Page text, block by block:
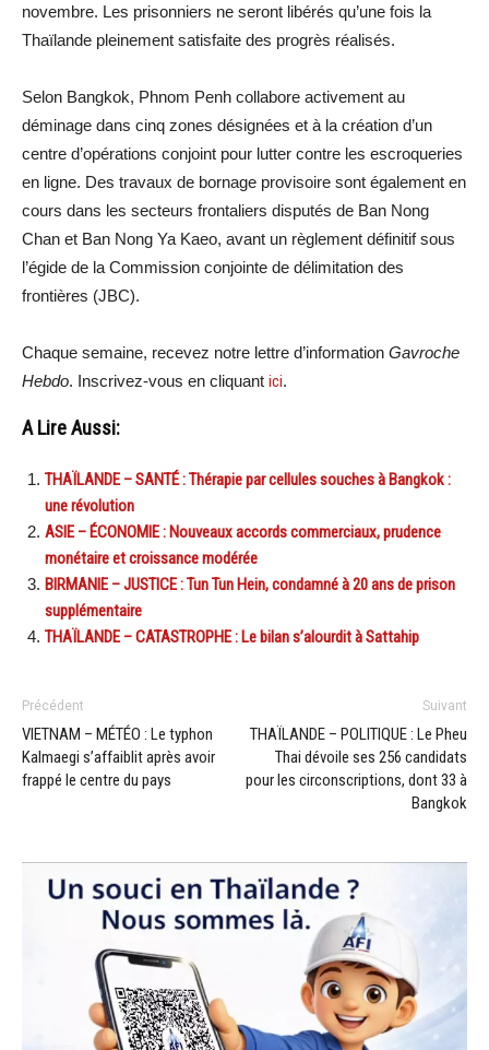
novembre. Les prisonniers ne seront libérés qu’une fois la
Thaïlande pleinement satisfaite des progrès réalisés.
Selon Bangkok, Phnom Penh collabore activement au
déminage dans cinq zones désignées et à la création d’un
centre d’opérations conjoint pour lutter contre les escroqueries
en ligne. Des travaux de bornage provisoire sont également en
cours dans les secteurs frontaliers disputés de Ban Nong
Chan et Ban Nong Ya Kaeo, avant un règlement définitif sous
l’égide de la Commission conjointe de délimitation des
frontières (JBC).
Chaque semaine, recevez notre lettre d’information Gavroche
Hebdo. Inscrivez-vous en cliquant ici.
A Lire Aussi:
THAÏLANDE – SANTÉ : Thérapie par cellules souches à Bangkok :
une révolution
ASIE – ÉCONOMIE : Nouveaux accords commerciaux, prudence
monétaire et croissance modérée
BIRMANIE – JUSTICE : Tun Tun Hein, condamné à 20 ans de prison
supplémentaire
THAÏLANDE – CATASTROPHE : Le bilan s’alourdit à Sattahip
Précédent
VIETNAM – MÉTÉO : Le typhon
Kalmaegi s’affaiblit après avoir
frappé le centre du pays
Suivant
THAÏLANDE – POLITIQUE : Le Pheu
Thai dévoile ses 256 candidats
pour les circonscriptions, dont 33 à
Bangkok